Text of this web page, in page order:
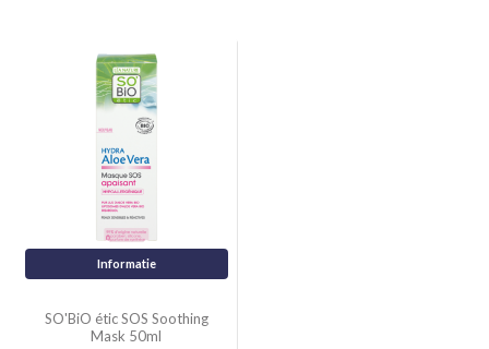
Informatie
SO'BiO étic SOS Soothing
Mask 50ml